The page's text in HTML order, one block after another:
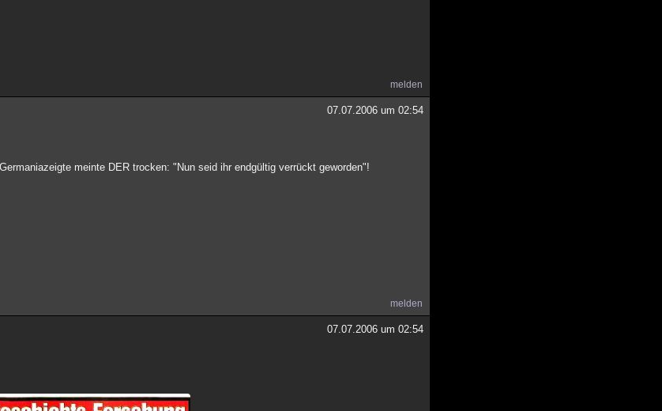
melden
07.07.2006 um 02:54
meinte DER trocken: "Nun seid ihr endgültig verrückt geworden"!
melden
07.07.2006 um 02:54